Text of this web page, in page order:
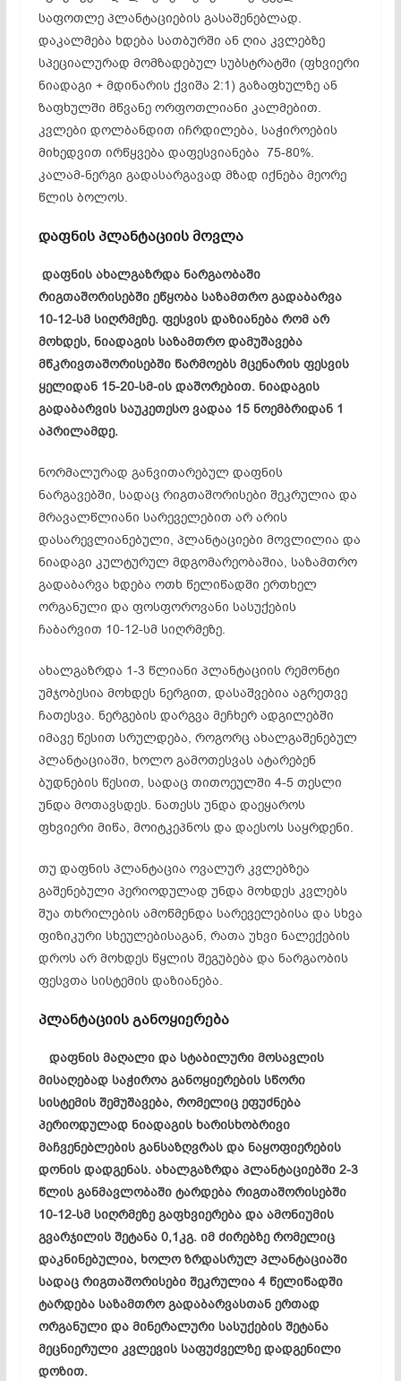
საფოთლე პლანტაციების გასაშენებლად.
დაკალმება ხდება სათბურში ან ღია კვლებზე
სპეციალურად მომზადებულ სუბსტრატში (ფხვიერი
ნიადაგი + მდინარის ქვიშა 2:1) გაზაფხულზე ან
ზაფხულში მწვანე ორფოთლიანი კალმებით.
კვლები დოლბანდით იჩრდილება, საჭიროების
მიხედვით ირწყვება დაფესვიანება 75-80%.
კალამ-ნერგი გადასარგავად მზად იქნება მეორე
წლის ბოლოს.
დაფნის პლანტაციის მოვლა
დაფნის ახალგაზრდა ნარგაობაში
რიგთაშორისებში ეწყობა საზამთრო გადაბარვა
10-12-სმ სიღრმეზე. ფესვის დაზიანება რომ არ
მოხდეს, ნიადაგის საზამთრო დამუშავება
მწკრივთაშორისებში წარმოებს მცენარის ფესვის
ყელიდან 15-20-სმ-ის დაშორებით. ნიადაგის
გადაბარვის საუკეთესო ვადაა 15 ნოემბრიდან 1
აპრილამდე.
ნორმალურად განვითარებულ დაფნის
ნარგავებში, სადაც რიგთაშორისები შეკრულია და
მრავალწლიანი სარეველებით არ არის
დასარევლიანებული, პლანტაციები მოვლილია და
ნიადაგი კულტურულ მდგომარეობაშია, საზამთრო
გადაბარვა ხდება ოთხ წელიწადში ერთხელ
ორგანული და ფოსფოროვანი სასუქების
ჩაბარვით 10-12-სმ სიღრმეზე.
ახალგაზრდა 1-3 წლიანი პლანტაციის რემონტი
უმჯობესია მოხდეს ნერგით, დასაშვებია აგრეთვე
ჩათესვა. ნერგების დარგვა მეჩხერ ადგილებში
იმავე წესით სრულდება, როგორც ახალგაშენებულ
პლანტაციაში, ხოლო გამოთესვას ატარებენ
ბუდნების წესით, სადაც თითოეულში 4-5 თესლი
უნდა მოთავსდეს. ნათესს უნდა დაეყაროს
ფხვიერი მიწა, მოიტკეპნოს და დაესოს საყრდენი.
თუ დაფნის პლანტაცია ოვალურ კვლებზეა
გაშენებული პერიოდულად უნდა მოხდეს კვლებს
შუა თხრილების ამოწმენდა სარეველებისა და სხვა
ფიზიკური სხეულებისაგან, რათა უხვი ნალექების
დროს არ მოხდეს წყლის შეგუბება და ნარგაობის
ფესვთა სისტემის დაზიანება.
პლანტაციის განოყიერება
დაფნის მაღალი და სტაბილური მოსავლის
მისაღებად საჭიროა განოყიერების სწორი
სისტემის შემუშავება, რომელიც ეფუძნება
პერიოდულად ნიადაგის ხარისხობრივი
მაჩვენებლების განსაზღვრას და ნაყოფიერების
დონის დადგენას. ახალგაზრდა პლანტაციებში 2-3
წლის განმავლობაში ტარდება რიგთაშორისებში
10-12-სმ სიღრმეზე გაფხვიერება და ამონიუმის
გვარჯილის შეტანა 0,1კგ. იმ ძირებზე რომელიც
დაკნინებულია, ხოლო ზრდასრულ პლანტაციაში
სადაც რიგთაშორისები შეკრულია 4 წელიწადში
ტარდება საზამთრო გადაბარვასთან ერთად
ორგანული და მინერალური სასუქების შეტანა
მეცნიერული კვლევის საფუძველზე დადგენილი
დოზით.